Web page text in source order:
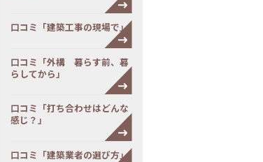
口コミ「建築工事の現場で」
口コミ「外構 暮らす前、暮
らしてから」
口コミ「打ち合わせはどんな
感じ？」
口コミ「建築業者の選び方」